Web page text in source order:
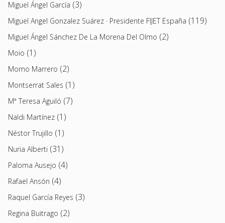
Miguel Ángel García (3)
Miguel Angel Gonzalez Suárez · Presidente FIJET España (119)
Miguel Ángel Sánchez De La Morena Del Olmo (2)
Moio (1)
Momo Marrero (2)
Montserrat Sales (1)
Mª Teresa Aguiló (7)
Naldi Martínez (1)
Néstor Trujillo (1)
Nuria Alberti (31)
Paloma Ausejo (4)
Rafael Ansón (4)
Raquel García Reyes (3)
Regina Buitrago (2)